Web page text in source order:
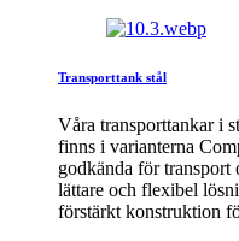
Transporttank stål
Våra transporttankar i
finns i varianterna
godkända för transport
lättare och flexibel
förstärkt konstruktion